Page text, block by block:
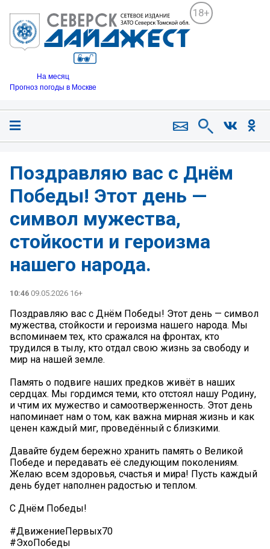
18+
На месяц
Прогноз погоды в Москве
Поздравляю вас с Днём
Победы! Этот день —
символ мужества,
стойкости и героизма
нашего народа.
10:46 09.05.2026 16+
Поздравляю вас с Днём Победы! Этот день — символ
мужества, стойкости и героизма нашего народа. Мы
вспоминаем тех, кто сражался на фронтах, кто
трудился в тылу, кто отдал свою жизнь за свободу и
мир на нашей земле.
Память о подвиге наших предков живёт в наших
сердцах. Мы гордимся теми, кто отстоял нашу Родину,
и чтим их мужество и самоотверженность. Этот день
напоминает нам о том, как важна мирная жизнь и как
ценен каждый миг, проведённый с близкими.
Давайте будем бережно хранить память о Великой
Победе и передавать её следующим поколениям.
Желаю всем здоровья, счастья и мира! Пусть каждый
день будет наполнен радостью и теплом.
С Днём Победы!
#ДвижениеПервых70
#ЭхоПобеды